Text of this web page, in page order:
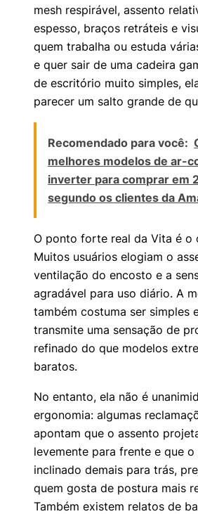
mesh respirável, assento
espesso, braços retráteis e
quem trabalha ou estuda
e quer sair de uma cadeira
de escritório muito simples,
parecer um salto grande de
Recomendado para você:
melhores modelos de ar-
inverter para comprar em
segundo os clientes da
O ponto forte real da Vita é o
Muitos usuários elogiam o
ventilação do encosto e a
agradável para uso diário. A
também costuma ser simples
transmite uma sensação de
refinado do que modelos
baratos.
No entanto, ela não é
ergonomia: algumas
apontam que o assento
levemente para frente e que
inclinado demais para trás,
quem gosta de postura mais
Também existem relatos de